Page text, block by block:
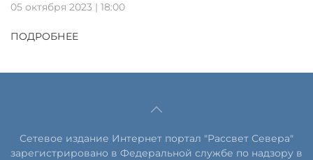
05 октября 2023 | 18:00
ПОДРОБНЕЕ
Сетевое издание Интернет портал "Рассвет Севера"
зарегистрировано в Федеральной службе по надзору в